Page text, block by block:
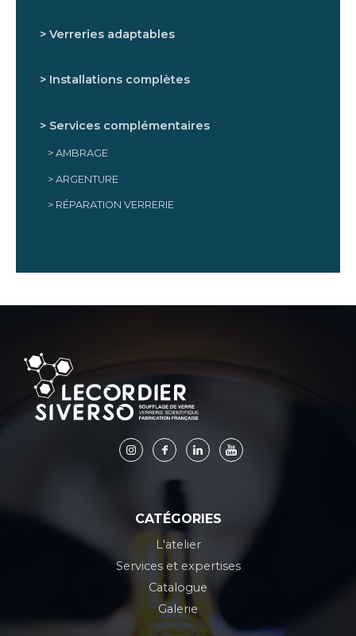
Verreries adaptables
Installations complètes
Services complémentaires
AMBRAGE
ARGENTURE
RÉPARATION VERRERIE
CATÉGORIES
L'atelier
Services et expertises
Catalogue
Galerie